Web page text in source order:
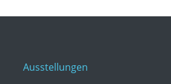
Ausstellungen